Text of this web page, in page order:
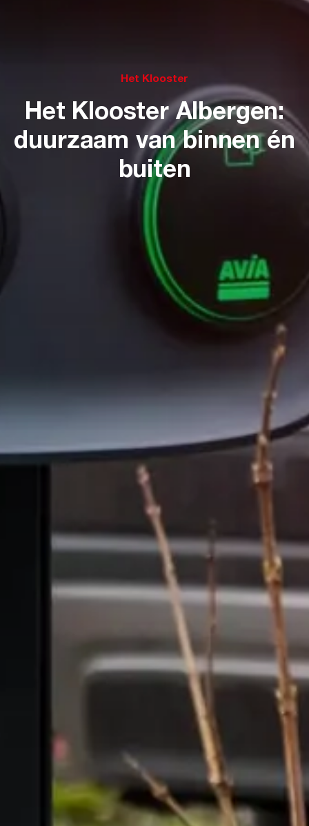
Het Klooster
Het Klooster Albergen:
duurzaam van binnen én
buiten